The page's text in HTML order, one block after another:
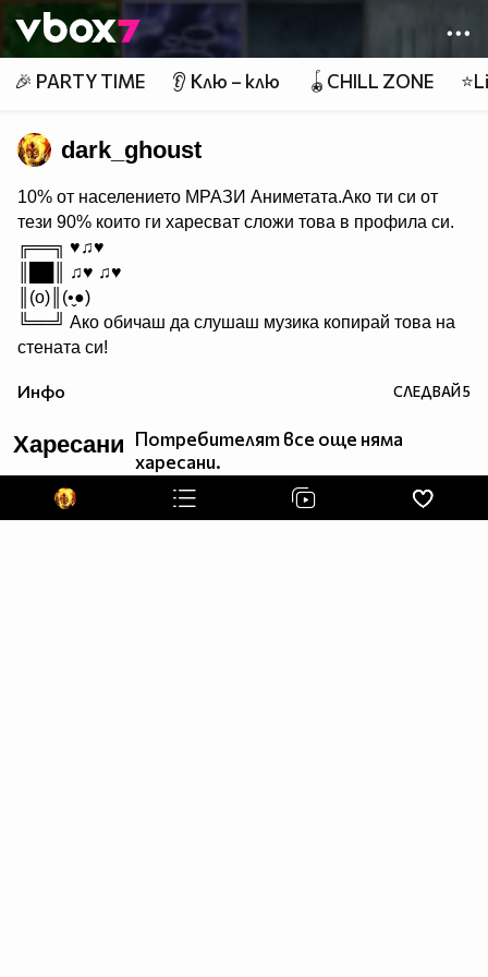
Member of
👾
🎉 PARTY TIME 👂 Клю – клю 🪀CHILL ZONE
dark_ghoust
10% от населението МРАЗИ Aниметата.Ако ти си от
тези 90% които ги харесват сложи това в профила си.
╔══╗ ♥♫♥
║██║ ♫♥ ♫♥
║(o)║(•̬●)
╚══╝ Ако обичаш да слушаш музика копирай това на
стената си!
Инфо СЛЕДВАЙ5
Харесани Потребителят все още няма
харесани.